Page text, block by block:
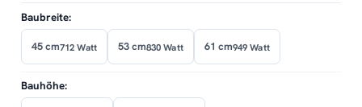
Baubreite:
45 cm712 Watt 53 cm830 Watt 61 cm949 Watt
Bauhöhe: